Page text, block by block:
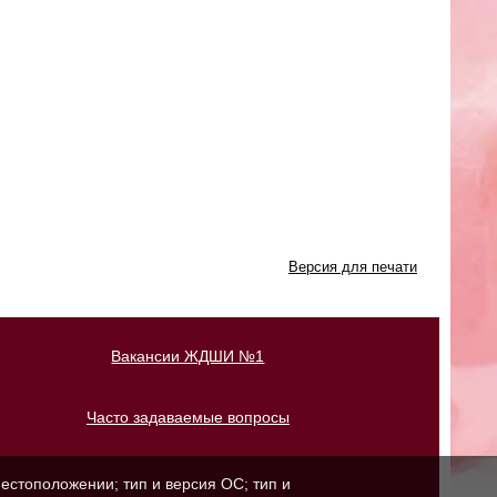
Версия для печати
Вакансии ЖДШИ №1
Часто задаваемые вопросы
тип и версия ОС; тип и